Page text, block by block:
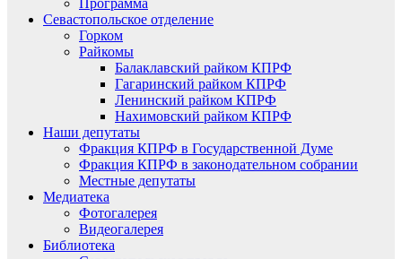
Программа
Севастопольское отделение
Горком
Райкомы
Балаклавский райком КПРФ
Гагаринский райком КПРФ
Ленинский райком КПРФ
Нахимовский райком КПРФ
Наши депутаты
Фракция КПРФ в Государственной Думе
Фракция КПРФ в законодательном собрании
Местные депутаты
Медиатека
Фотогалерея
Видеогалерея
Библиотека